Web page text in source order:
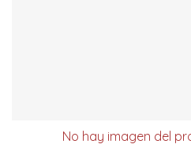
No hay imagen del